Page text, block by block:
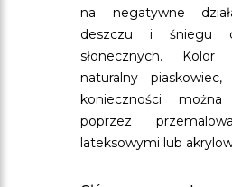
na negatywne
deszczu i śniegu
słonecznych.
naturalny
konieczności
poprzez
lateksowymi lub